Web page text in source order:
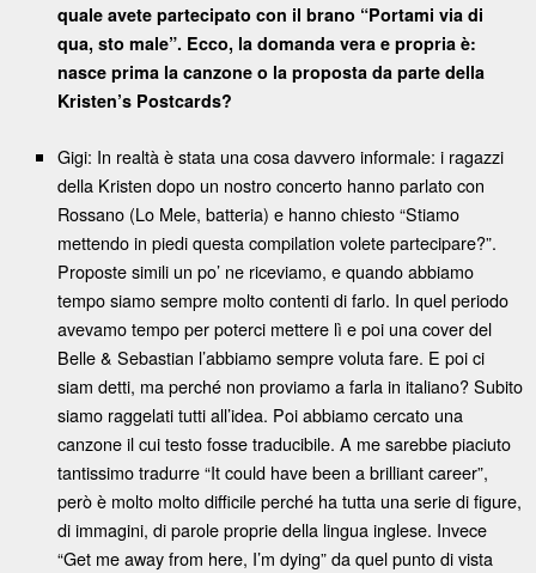
quale avete partecipato con il brano “Portami via di
qua, sto male”. Ecco, la domanda vera e propria è:
nasce prima la canzone o la proposta da parte della
Kristen’s Postcards?
Gigi: In realtà è stata una cosa davvero informale: i ragazzi
della Kristen dopo un nostro concerto hanno parlato con
Rossano (Lo Mele, batteria) e hanno chiesto “Stiamo
mettendo in piedi questa compilation volete partecipare?”.
Proposte simili un po’ ne riceviamo, e quando abbiamo
tempo siamo sempre molto contenti di farlo. In quel periodo
avevamo tempo per poterci mettere lì e poi una cover del
Belle & Sebastian l’abbiamo sempre voluta fare. E poi ci
siam detti, ma perché non proviamo a farla in italiano? Subito
siamo raggelati tutti all’idea. Poi abbiamo cercato una
canzone il cui testo fosse traducibile. A me sarebbe piaciuto
tantissimo tradurre “It could have been a brilliant career”,
però è molto molto difficile perché ha tutta una serie di figure,
di immagini, di parole proprie della lingua inglese. Invece
“Get me away from here, I’m dying” da quel punto di vista